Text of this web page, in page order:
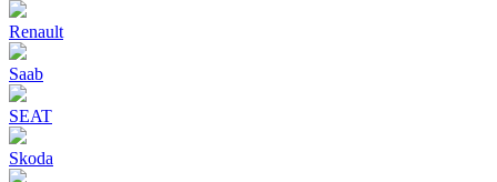
Renault
Saab
SEAT
Skoda